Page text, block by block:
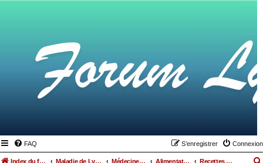
FAQ Connexion
S’enregistrer
Index du forum Maladie de Lyme Médecines parallèles, alimentation et hygiène de vie Alimentation Recettes de cuisine